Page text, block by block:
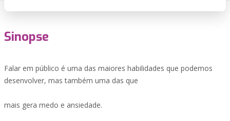
Sinopse
Falar em público é uma das maiores habilidades que podemos
desenvolver, mas também uma das que
mais gera medo e ansiedade.